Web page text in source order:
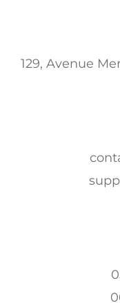
129, Avenue